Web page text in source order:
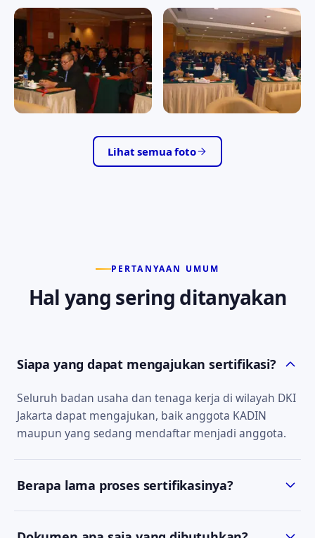
RAPAT KERJA II/2016
RAPAT KERJA II/2016
RAPAT KERJA II/2016
RAPAT KERJA II/2016
RAPAT KERJA II/2016 RAPAT KERJA II/2016
Lihat semua foto
PERTANYAAN UMUM
Hal yang sering ditanyakan
Siapa yang dapat mengajukan sertifikasi?
Seluruh badan usaha dan tenaga kerja di wilayah DKI
Jakarta dapat mengajukan, baik anggota KADIN
maupun yang sedang mendaftar menjadi anggota.
Berapa lama proses sertifikasinya?